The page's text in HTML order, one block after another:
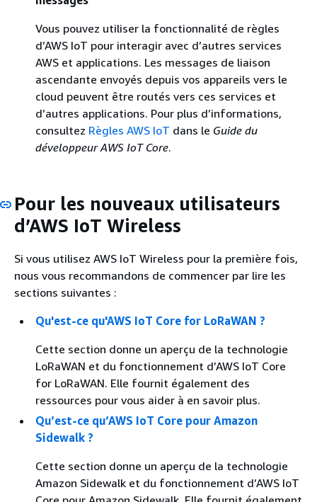
Vous pouvez utiliser la fonctionnalité de règles
d’AWS IoT pour interagir avec d’autres services
AWS et applications. Les messages de liaison
ascendante envoyés depuis vos appareils vers le
cloud peuvent être routés vers ces services et
d’autres applications. Pour plus d’informations,
consultez Règles AWS IoT dans le Guide du
développeur AWS IoT Core.
Pour les nouveaux utilisateurs
d’AWS IoT Wireless
Si vous utilisez AWS IoT Wireless pour la première fois,
nous vous recommandons de commencer par lire les
sections suivantes :
Qu'est-ce qu'AWS IoT Core for LoRaWAN ?
Cette section donne un aperçu de la technologie
LoRaWAN et du fonctionnement d’AWS IoT Core
for LoRaWAN. Elle fournit également des
ressources pour vous aider à en savoir plus.
Qu’est-ce qu’AWS IoT Core pour Amazon
Sidewalk ?
Cette section donne un aperçu de la technologie
Amazon Sidewalk et du fonctionnement d’AWS IoT